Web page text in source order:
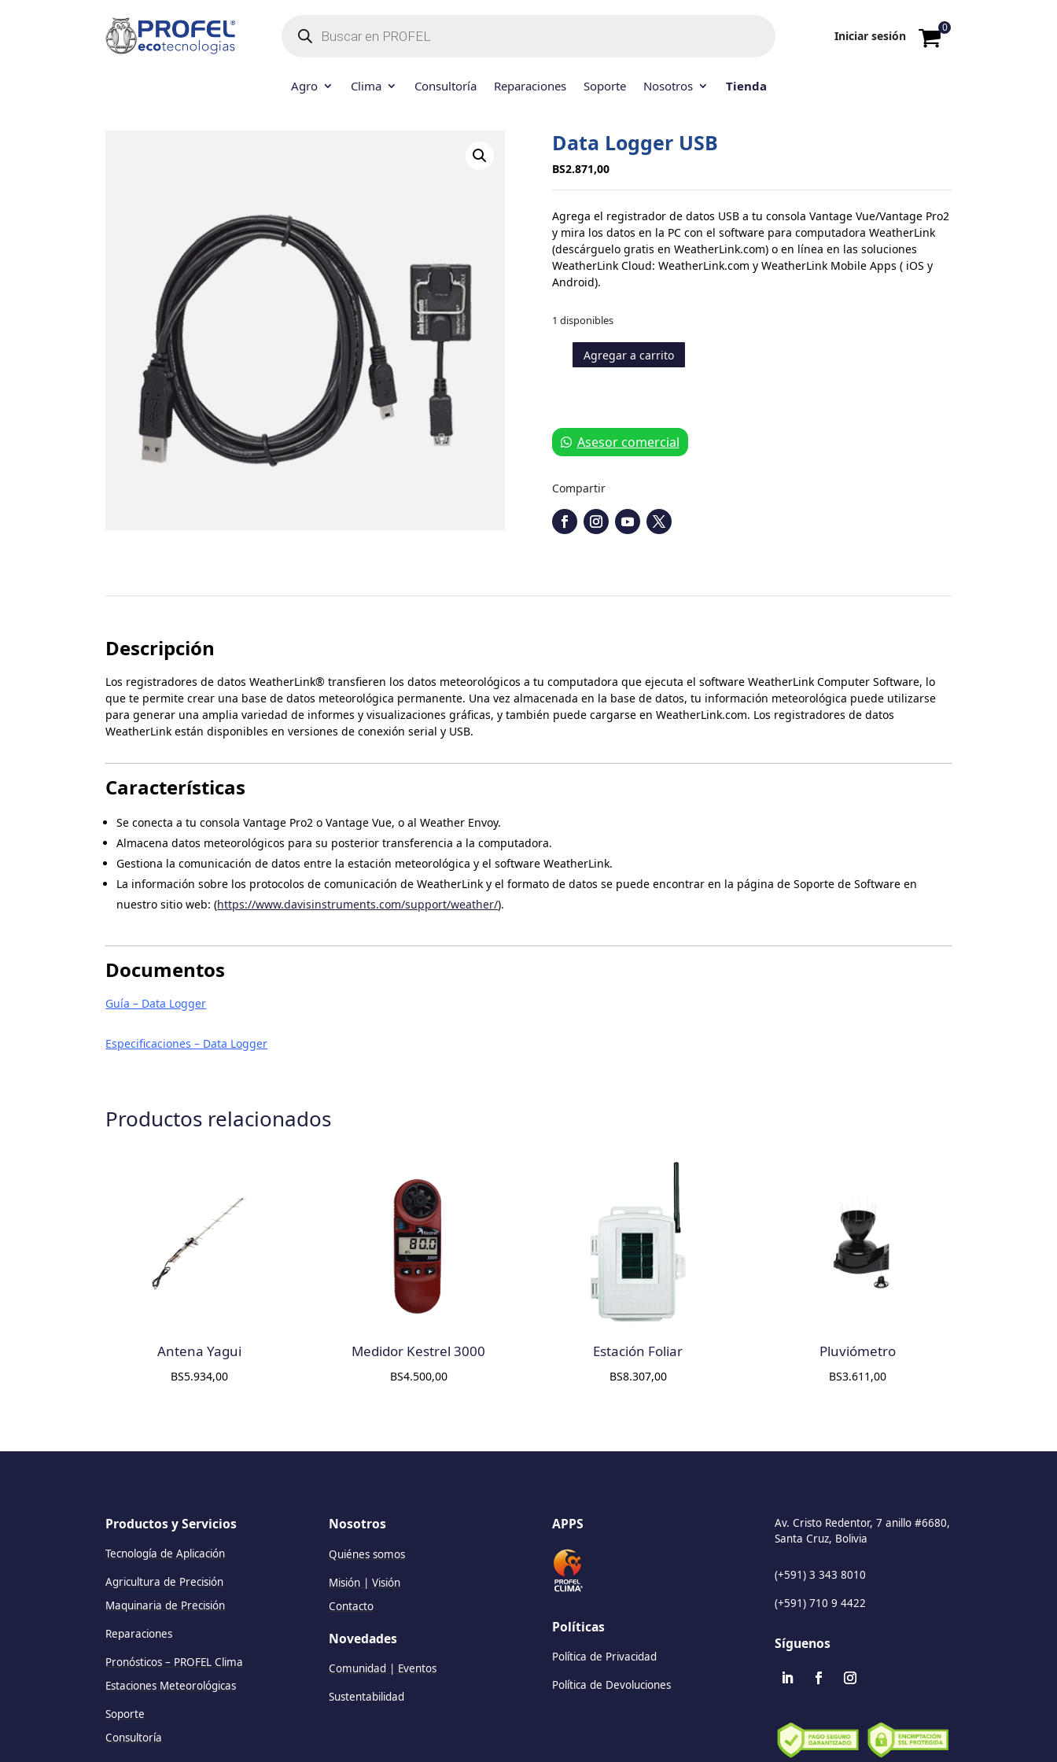
productos Iniciar sesión
0
Agro Clima Consultoría Reparaciones Soporte Nosotros Tienda
Data Logger USB
BS2.871,00
Agrega el registrador de datos USB a tu consola Vantage Vue/Vantage Pro2
y mira los datos en la PC con el software para computadora WeatherLink
(descárguelo gratis en WeatherLink.com) o en línea en las soluciones
WeatherLink Cloud: WeatherLink.com y WeatherLink Mobile Apps ( iOS y
Android).
1 disponibles
Data
Agregar a carrito
Asesor comercial
Compartir
Descripción
Los registradores de datos WeatherLink® transfieren los datos meteorológicos a tu computadora que ejecuta el software WeatherLink Computer Software, lo
que te permite crear una base de datos meteorológica permanente. Una vez almacenada en la base de datos, tu información meteorológica puede utilizarse
para generar una amplia variedad de informes y visualizaciones gráficas, y también puede cargarse en WeatherLink.com. Los registradores de datos
WeatherLink están disponibles en versiones de conexión serial y USB.
Características
Se conecta a tu consola Vantage Pro2 o Vantage Vue, o al Weather Envoy.
Almacena datos meteorológicos para su posterior transferencia a la computadora.
Gestiona la comunicación de datos entre la estación meteorológica y el software WeatherLink.
La información sobre los protocolos de comunicación de WeatherLink y el formato de datos se puede encontrar en la página de Soporte de Software en
nuestro sitio web: (https://www.davisinstruments.com/support/weather/).
Documentos
Guía – Data Logger
Especificaciones – Data Logger
Productos relacionados
Antena Yagui
BS5.934,00
Medidor Kestrel 3000
BS4.500,00
Estación Foliar
BS8.307,00
Pluviómetro
BS3.611,00
Productos y Servicios
Tecnología de Aplicación
Agricultura de Precisión
Maquinaria de Precisión
Reparaciones
Pronósticos – PROFEL Clima
Estaciones Meteorológicas
Soporte
Consultoría
Nosotros
Quiénes somos
Misión | Visión
Contacto
Novedades
Comunidad | Eventos
Sustentabilidad
APPS
Políticas
Política de Privacidad
Política de Devoluciones
Av. Cristo Redentor, 7 anillo #6680,
Santa Cruz, Bolivia
(+591) 3 343 8010
(+591) 710 9 4422
Síguenos